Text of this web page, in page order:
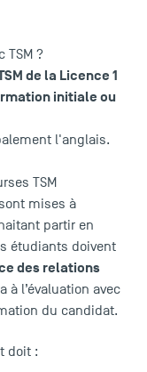
TSM ?
de la Licence 1
initiale ou
l'anglais.
TSM
mises à
partir en
étudiants doivent
des relations
à l’évaluation avec
du candidat.
doit :